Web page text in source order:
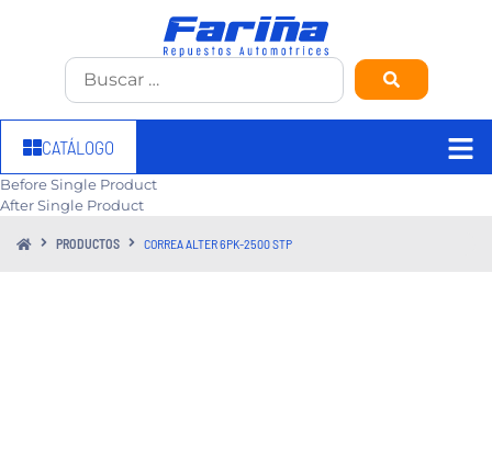
CATÁLOGO
Before Single Product
After Single Product
PRODUCTOS CORREA ALTER 6PK-2500 STP